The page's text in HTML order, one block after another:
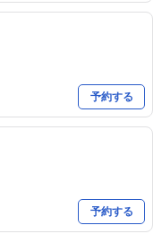
予約する
予約する